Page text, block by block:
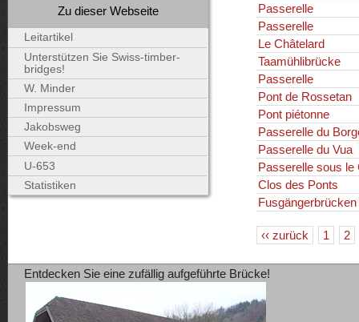
Passerelle
Passerelle
Le Châtelard
Taamühlibrücke
Passerelle
Pont de Rossetan
Pont piétonne
Passerelle du
Passerelle du Vua
Passerelle sous le
Clos des Ponts
Fusgängerbrücken
‹‹ zurück 1 2
Zu dieser Webseite
Leitartikel
Unterstützen Sie Swiss-timber-
bridges!
W. Minder
Impressum
Jakobsweg
Week-end
U-653
Statistiken
Entdecken Sie eine zufällig aufgeführte Brücke!